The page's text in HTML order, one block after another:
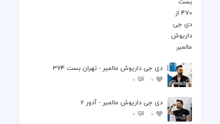
دی جی داریوش مالمیر - تهران بست 374
0
0
دی جی داریوش مالمیر - آدور 2
0
0